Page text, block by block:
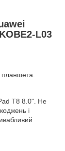
L03
планшета.
T8 8.0". Не
і